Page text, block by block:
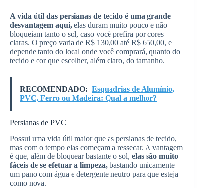
A vida útil das persianas de tecido é uma grande
desvantagem aqui, elas duram muito pouco e não
bloqueiam tanto o sol, caso você prefira por cores
claras. O preço varia de R$ 130,00 até R$ 650,00, e
depende tanto do local onde você comprará, quanto do
tecido e cor que escolher, além claro, do tamanho.
RECOMENDADO: Esquadrias de Alumínio,
PVC, Ferro ou Madeira: Qual a melhor?
Persianas de PVC
Possui uma vida útil maior que as persianas de tecido,
mas com o tempo elas começam a ressecar. A vantagem
é que, além de bloquear bastante o sol, elas são muito
fáceis de se efetuar a limpeza, bastando unicamente
um pano com água e detergente neutro para que esteja
como nova.